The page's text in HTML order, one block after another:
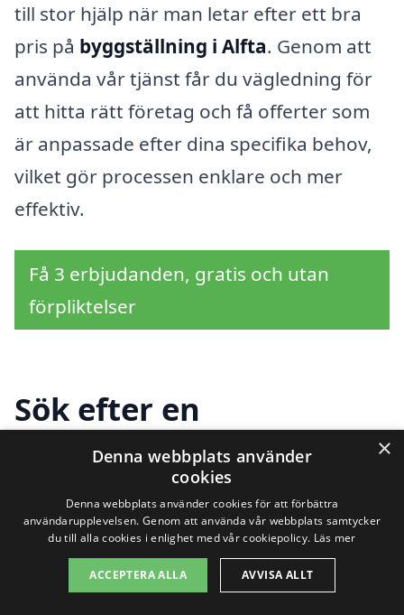
till stor hjälp när man letar efter ett bra
pris på byggställning i Alfta. Genom att
använda vår tjänst får du vägledning för
att hitta rätt företag och få offerter som
är anpassade efter dina specifika behov,
vilket gör processen enklare och mer
effektiv.
Få 3 erbjudanden, gratis och utan
förpliktelser
Sök efter en
professionell för
byggställning i andra
städer nära Alfta
×
Denna webbplats använder
cookies
Denna webbplats använder cookies för att förbättra
användarupplevelsen. Genom att använda vår webbplats samtycker
du till alla cookies i enlighet med vår cookiepolicy. Läs mer
ACCEPTERA ALLA AVVISA ALLT